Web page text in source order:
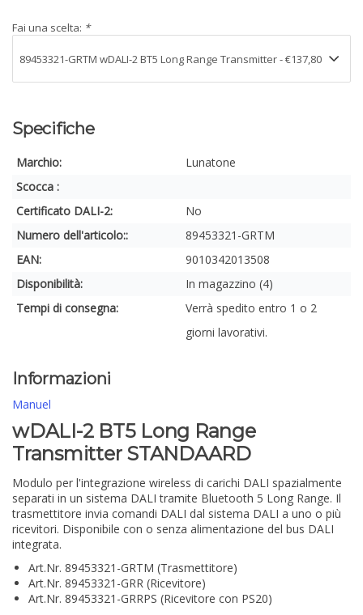
Fai una scelta: *
Specifiche
Marchio:
Lunatone
Scocca :
Certificato DALI-2:
No
Numero dell'articolo::
89453321-GRTM
EAN:
9010342013508
Disponibilità:
In magazzino (4)
Tempi di consegna:
Verrà spedito entro 1 o 2
giorni lavorativi.
Informazioni
Manuel
wDALI-2 BT5 Long Range
Transmitter STANDAARD
Modulo per l'integrazione wireless di carichi DALI spazialmente
separati in un sistema DALI tramite Bluetooth 5 Long Range. Il
trasmettitore invia comandi DALI dal sistema DALI a uno o più
ricevitori. Disponibile con o senza alimentazione del bus DALI
integrata.
Art.Nr. 89453321-GRTM (Trasmettitore)
Art.Nr. 89453321-GRR (Ricevitore)
Art.Nr. 89453321-GRRPS (Ricevitore con PS20)